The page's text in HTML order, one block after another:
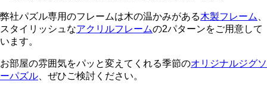
弊社パズル専用のフレームは木の温かみがある木製フレーム
スタイリッシュなアクリルフレームの2パターンをご用意して
います。
お部屋の雰囲気をパッと変えてくれる季節のオリジナルジグソ
ーパズル 、ぜひご検討ください。